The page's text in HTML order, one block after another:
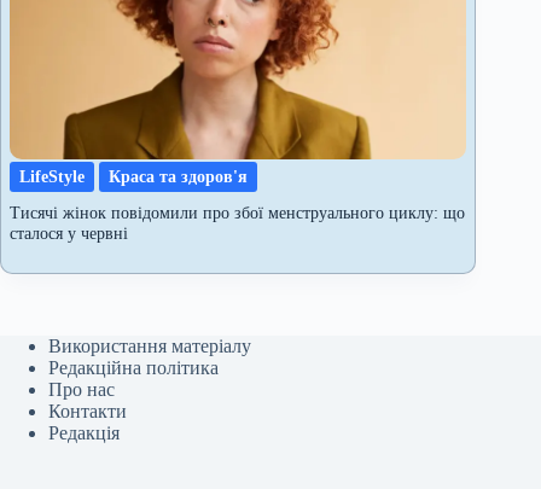
LifeStyle
Краса та здоров'я
Тисячі жінок повідомили про збої менструального циклу: що
сталося у червні
Використання матеріалу
Редакційна політика
Про нас
Контакти
Редакція